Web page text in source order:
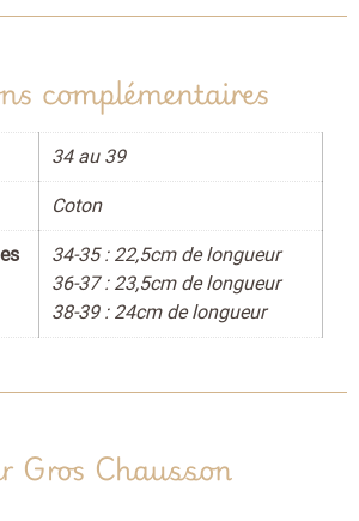
complémentaires
34 au 39
Coton
34-35 : 22,5cm de longueur
36-37 : 23,5cm de longueur
38-39 : 24cm de longueur
Gros Chausson